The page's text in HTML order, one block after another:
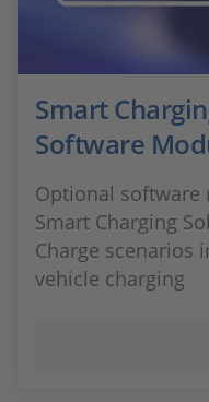
Smart
Software
Optional software
Smart Charging
Charge scenarios
vehicle charging